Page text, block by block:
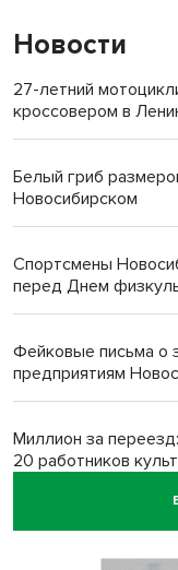
Новости
27-летний
кроссовером в
Белый гриб
Новосибирском
Спортсмены
перед Днем
Фейковые письма о
предприятиям
Миллион за
20 работников